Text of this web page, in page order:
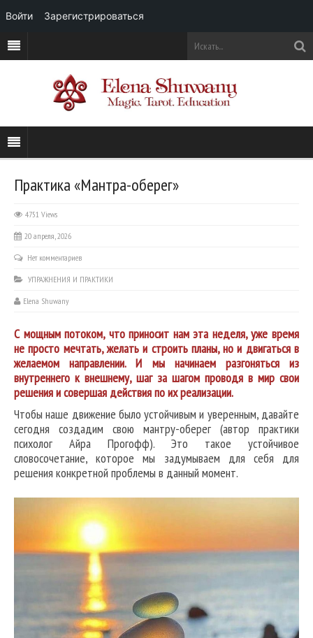
Практика «Мантра-оберег»
4751 Views
20 апреля, 2026
Нет комментариев
УПРАЖНЕНИЯ И ПРАКТИКИ
Elena Shuwany
С мощным потоком, что приносит нам эта неделя, уже время
не просто мечтать, желать и строить планы, но и двигаться в
желаемом направлении. И мы начинаем разгоняться из
внутреннего к внешнему, шаг за шагом проводя в мир свои
решения и совершая действия по их реализации.
Чтобы наше движение было устойчивым и уверенным, давайте
сегодня создадим свою мантру-оберег (автор практики
психолог Айра Прогофф). Это такое устойчивое
словосочетание, которое мы задумываем для себя для
решения конкретной проблемы в данный момент.
Войти Зарегистрироваться